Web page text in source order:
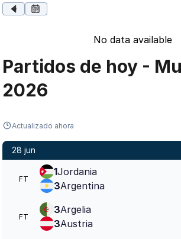
No data available
Partidos de hoy -
2026
Actualizado ahora
28 jun
FT
1Jordania
3Argentina
FT
3Argelia
3Austria